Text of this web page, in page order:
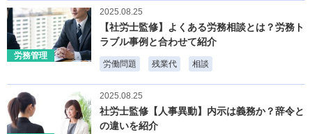
労務管理
2025.08.25
【社労士監修】よくある労務相談とは？労務ト
ラブル事例と合わせて紹介
労働問題 残業代 相談
2025.08.25
社労士監修【人事異動】内示は義務か？辞令と
の違いを紹介